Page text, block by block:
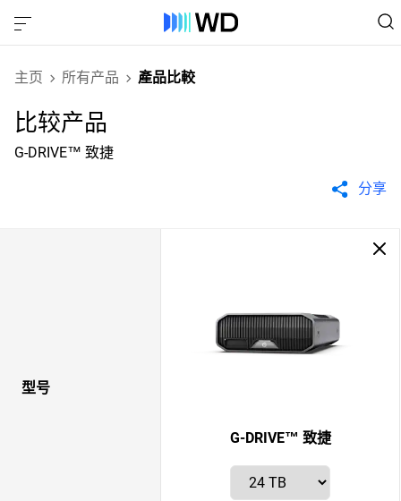
主页 所有产品 產品比較
比较产品
G-DRIVE™ 致捷
分享
型号
G-DRIVE™ 致捷